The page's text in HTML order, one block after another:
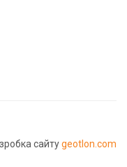
сайтуgeotlon.com